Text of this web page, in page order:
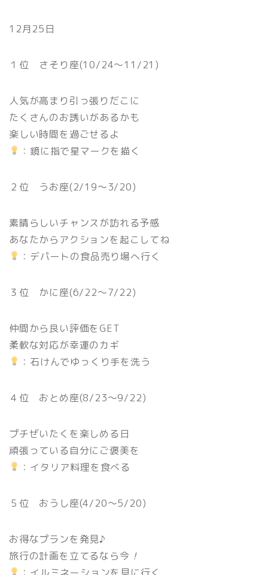
12月25日
１位 さそり座(10/24〜11/21)
人気が高まり引っ張りだこに
たくさんのお誘いがあるかも
楽しい時間を過ごせるよ
：鏡に指で星マークを描く
２位 うお座(2/19〜3/20)
素晴らしいチャンスが訪れる予感
あなたからアクションを起こしてね
：デパートの食品売り場へ行く
３位 かに座(6/22〜7/22)
仲間から良い評価をGET
柔軟な対応が幸運のカギ
：石けんでゆっくり手を洗う
４位 おとめ座(8/23〜9/22)
プチぜいたくを楽しめる日
頑張っている自分にご褒美を
：イタリア料理を食べる
５位 おうし座(4/20〜5/20)
お得なプランを発見♪
旅行の計画を立てるなら今 ！